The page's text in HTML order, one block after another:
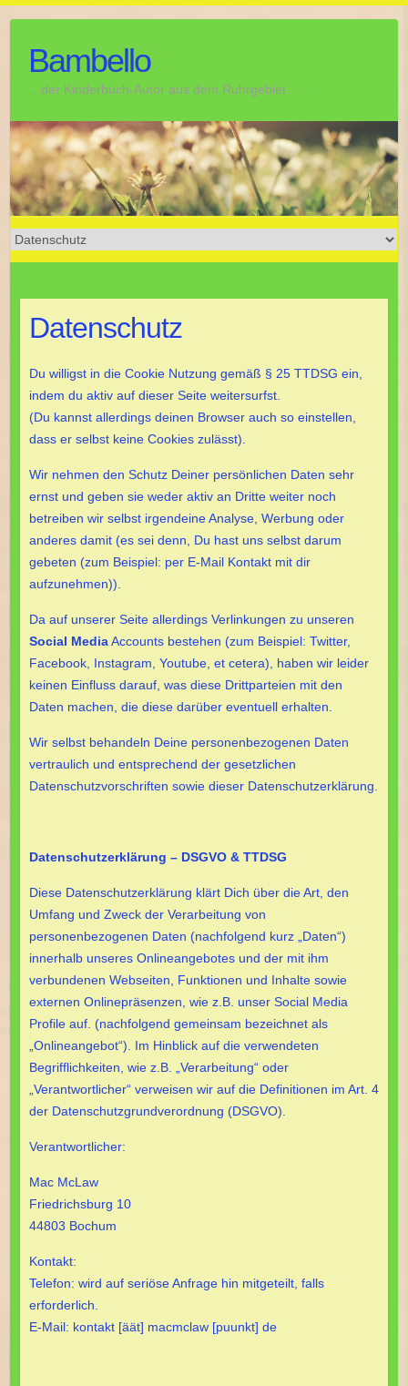
contentBambello
…der Kinderbuch-Autor aus dem Ruhrgebiet…
Datenschutz
Du willigst in die Cookie Nutzung gemäß § 25 TTDSG ein,
indem du aktiv auf dieser Seite weitersurfst.
(Du kannst allerdings deinen Browser auch so einstellen,
dass er selbst keine Cookies zulässt).
Wir nehmen den Schutz Deiner persönlichen Daten sehr
ernst und geben sie weder aktiv an Dritte weiter noch
betreiben wir selbst irgendeine Analyse, Werbung oder
anderes damit (es sei denn, Du hast uns selbst darum
gebeten (zum Beispiel: per E-Mail Kontakt mit dir
aufzunehmen)).
Da auf unserer Seite allerdings Verlinkungen zu unseren
Social MediaAccounts bestehen (zum Beispiel: Twitter,
Facebook, Instagram, Youtube, et cetera), haben wir leider
keinen Einfluss darauf, was diese Drittparteien mit den
Daten machen, die diese darüber eventuell erhalten.
Wir selbst behandeln Deine personenbezogenen Daten
vertraulich und entsprechend der gesetzlichen
Datenschutzvorschriften sowie dieser Datenschutzerklärung.
Datenschutzerklärung – DSGVO & TTDSG
Diese Datenschutzerklärung klärt Dich über die Art, den
Umfang und Zweck der Verarbeitung von
personenbezogenen Daten (nachfolgend kurz „Daten“)
innerhalb unseres Onlineangebotes und der mit ihm
verbundenen Webseiten, Funktionen und Inhalte sowie
externen Onlinepräsenzen, wie z.B. unser Social Media
Profile auf. (nachfolgend gemeinsam bezeichnet als
„Onlineangebot“). Im Hinblick auf die verwendeten
Begrifflichkeiten, wie z.B. „Verarbeitung“ oder
„Verantwortlicher“ verweisen wir auf die Definitionen im Art. 4
der Datenschutzgrundverordnung (DSGVO).
Verantwortlicher:
Mac McLaw
Friedrichsburg 10
44803 Bochum
Kontakt:
Telefon: wird auf seriöse Anfrage hin mitgeteilt, falls
erforderlich.
E-Mail: kontakt [äät] macmclaw [puunkt] de